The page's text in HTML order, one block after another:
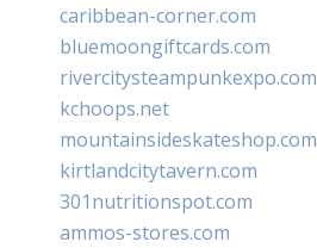
caribbean-corner.com
bluemoongiftcards.com
rivercitysteampunkexpo.com
kchoops.net
mountainsideskateshop.com
kirtlandcitytavern.com
301nutritionspot.com
ammos-stores.com